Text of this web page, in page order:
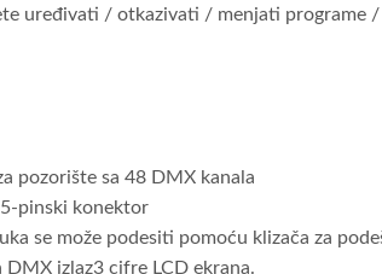
uređivati / otkazivati / menjati programe
pozorište sa 48 DMX kanala
pinski konektor
se može podesiti pomoću klizača za
izlaz3 cifre LCD ekrana.